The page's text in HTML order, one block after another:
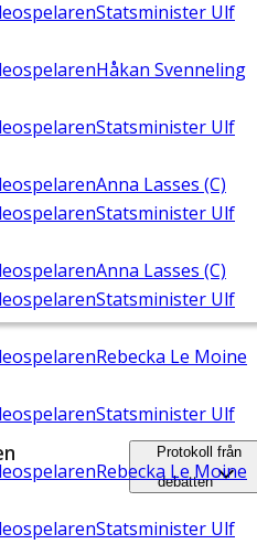
Statsminister Ulf
Håkan Svenneling
Statsminister Ulf
Anna Lasses (C)
Statsminister Ulf
Anna Lasses (C)
Statsminister Ulf
Rebecka Le Moine
Statsminister Ulf
Rebecka Le Moine
Statsminister Ulf
Protokoll från
debatten